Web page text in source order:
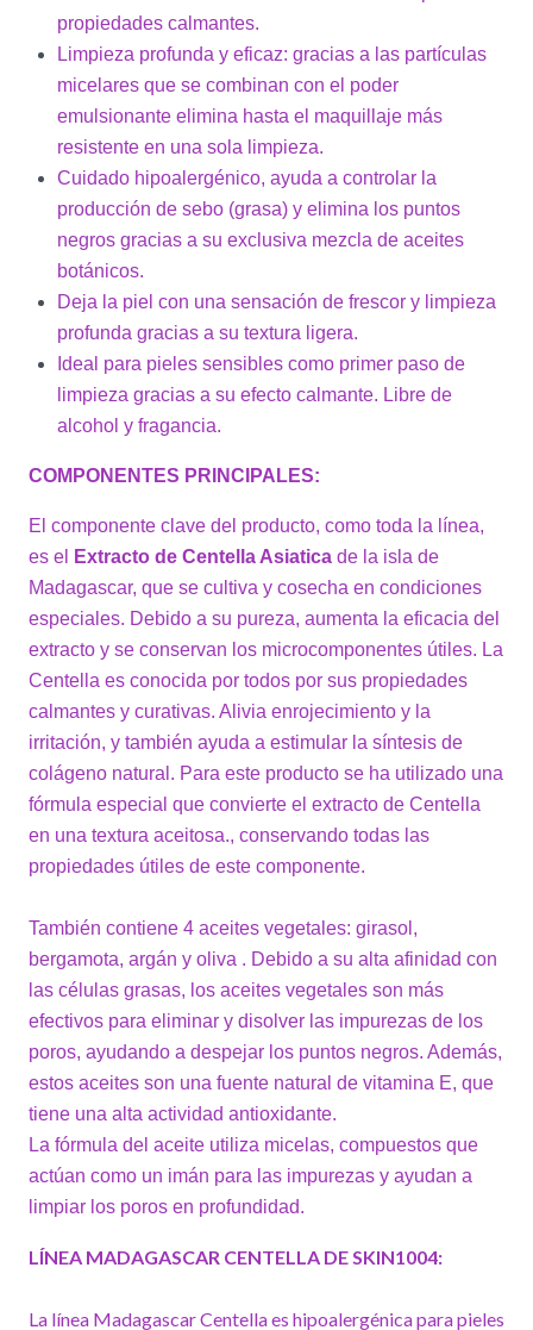
propiedades calmantes.
Limpieza profunda y eficaz: gracias a las partículas
micelares que se combinan con el poder
emulsionante elimina hasta el maquillaje más
resistente en una sola limpieza.
Cuidado hipoalergénico, ayuda a controlar la
producción de sebo (grasa) y elimina los puntos
negros gracias a su exclusiva mezcla de aceites
botánicos.
Deja la piel con una sensación de frescor y limpieza
profunda gracias a su textura ligera.
Ideal para pieles sensibles como primer paso de
limpieza gracias a su efecto calmante. Libre de
alcohol y fragancia.
COMPONENTES PRINCIPALES:
El componente clave del producto, como toda la línea,
es el
Extracto de Centella Asiatica de la isla de
Madagascar, que se cultiva y cosecha en condiciones
especiales. Debido a su pureza, aumenta la eficacia del
extracto y se conservan los microcomponentes útiles. La
Centella es conocida por todos por sus propiedades
calmantes y curativas. Alivia enrojecimiento y la
irritación, y también ayuda a estimular la síntesis de
colágeno natural. Para este producto se ha utilizado una
fórmula especial que convierte el extracto de Centella
en una textura aceitosa., conservando todas las
propiedades útiles de este componente.
También contiene 4 aceites vegetales: girasol,
bergamota, argán y oliva . Debido a su alta afinidad con
las células grasas, los aceites vegetales son más
efectivos para eliminar y disolver las impurezas de los
poros, ayudando a despejar los puntos negros. Además,
estos aceites son una fuente natural de vitamina E, que
tiene una alta actividad antioxidante.
La fórmula del aceite utiliza micelas, compuestos que
actúan como un imán para las impurezas y ayudan a
limpiar los poros en profundidad.
LÍNEA MADAGASCAR CENTELLA DE SKIN1004:
La línea Madagascar Centella es hipoalergénica para pieles